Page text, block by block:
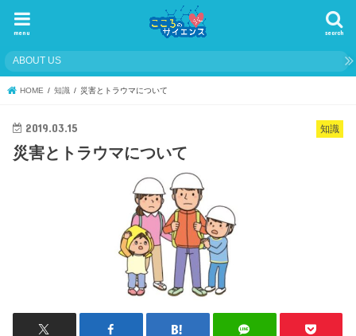
search
menu
ABOUT US
HOME 知識 災害とトラウマについて
知識
2019.03.15
災害とトラウマについて